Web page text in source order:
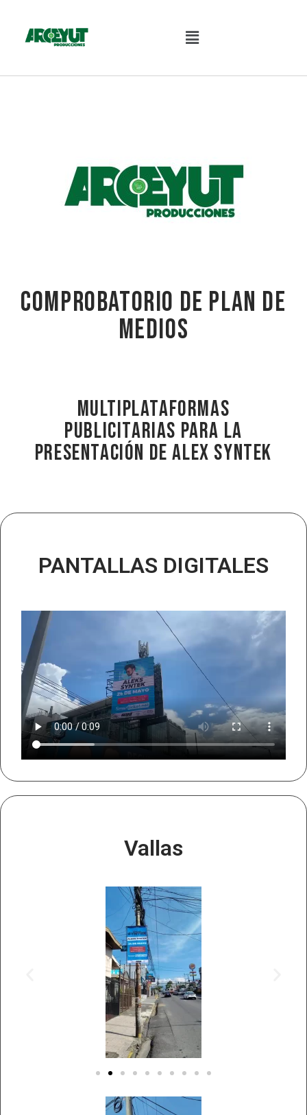
Comprobatorio de plan de
medios
Multiplataformas
publicitarias para la
presentación de ALEX SYNTEK
PANTALLAS DIGITALES
Vallas